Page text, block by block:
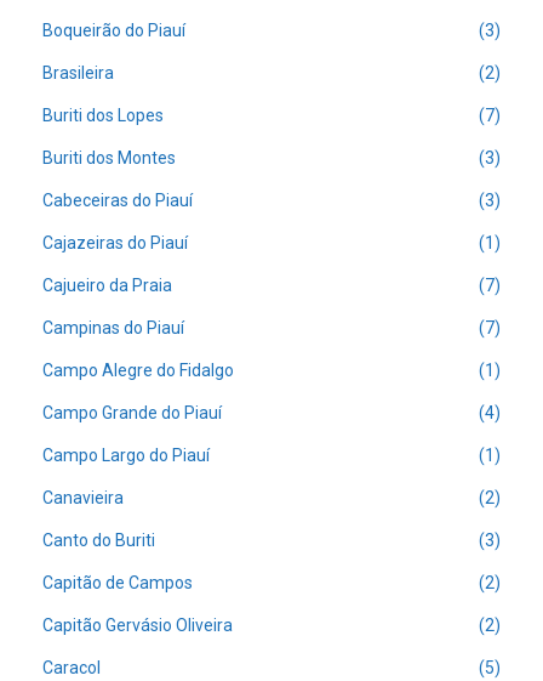
Boqueirão do Piauí (3)
Brasileira (2)
Buriti dos Lopes (7)
Buriti dos Montes (3)
Cabeceiras do Piauí (3)
Cajazeiras do Piauí (1)
Cajueiro da Praia (7)
Campinas do Piauí (7)
Campo Alegre do Fidalgo (1)
Campo Grande do Piauí (4)
Campo Largo do Piauí (1)
Canavieira (2)
Canto do Buriti (3)
Capitão de Campos (2)
Capitão Gervásio Oliveira (2)
Caracol (5)